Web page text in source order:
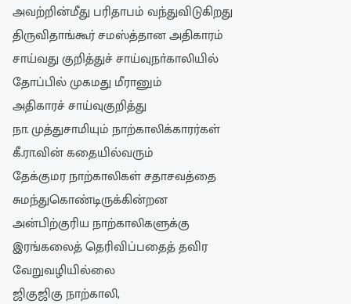
அவற்றின்மீது பரிதாபம் வந்துவிடுகிறது
திருவிதாங்கூர் சமஸ்த்தான அதிகாரம்
சாய்வது குறித்துச் சாய்வுநா்காலியில்
தோப்பில் முகமது மீரானும்
அதிகாரச் சாய்வுகுறித்து
நா. முத்துசாமியும் நாற்காலிக்காரர்கள்
கீ.ரா.வின் கதையில்வரும்
தேக்குமர நாற்காலிகள் சதாசவத்தை
சுமந்துகொண்டிருக்கின்றன
அன்பிற்குரிய நாற்காலிகளுக்கு
இரங்கலைத் தெரிவிப்பதைத் தவிர
வேறுவழியில்லை
ஜிகுஜிகு நாற்காலி,